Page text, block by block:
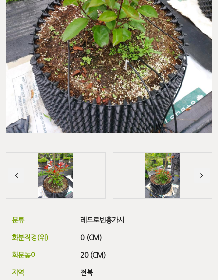
분류 레드로빈홍가시
화분직경(위) 0 (CM)
화분높이 20 (CM)
지역 전북